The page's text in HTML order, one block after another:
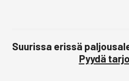
Suurissa erissä
Pyydä